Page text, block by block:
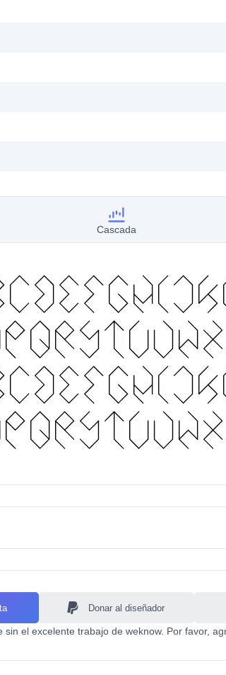
Cascada
Donar al diseñador
el excelente trabajo de weknow. Por favor,